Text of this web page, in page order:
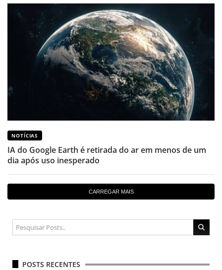
NOTÍCIAS
IA do Google Earth é retirada do ar em menos de um
dia após uso inesperado
CARREGAR MAIS
POSTS RECENTES